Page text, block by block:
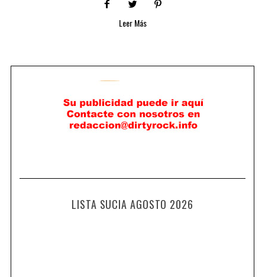
Leer Más
LISTA SUCIA AGOSTO 2026